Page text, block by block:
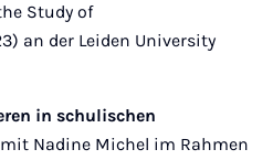
Study of
an der Leiden University
in schulischen
Nadine Michel im Rahmen